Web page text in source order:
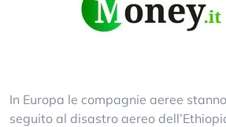
In Europa le compagnie aeree
seguito al disastro aereo